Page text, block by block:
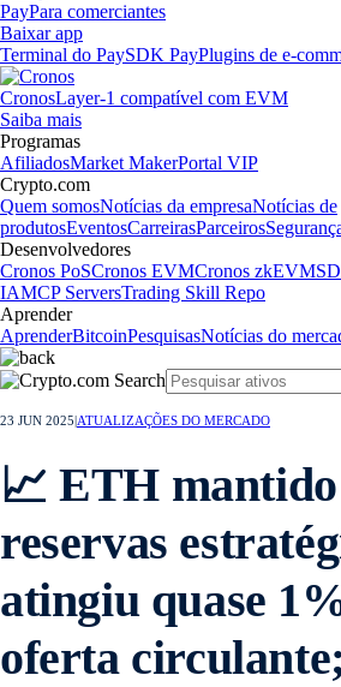
PayPara comerciantes
Baixar app
Terminal do PaySDK PayPlugins de e-
CronosLayer-1 compatível com EVM
Saiba mais
Programas
AfiliadosMarket MakerPortal VIP
Crypto.com
Quem somosNotícias da empresaNotícias de
produtosEventosCarreirasParceiros
Desenvolvedores
Cronos PoSCronos EVMCronos zkEVM
IAMCP ServersTrading Skill Repo
Aprender
AprenderBitcoinPesquisasNotícias do
23 JUN 2025 ATUALIZAÇÕES DO MERCADO
📈 ETH
reservas
atingiu quase
oferta